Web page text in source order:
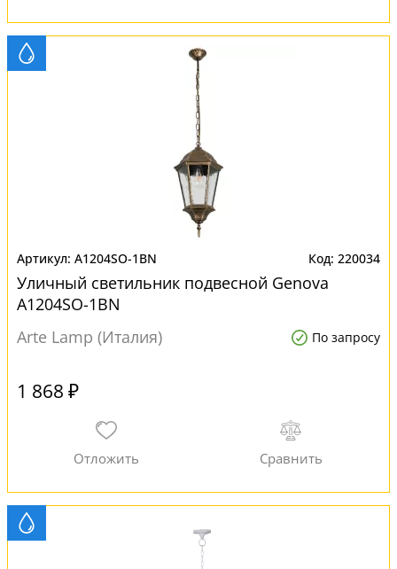
A1204SO-1BN 220034
Уличный светильник подвесной Genova
A1204SO-1BN
Arte Lamp (Италия)
По запросу
1 868 ₽